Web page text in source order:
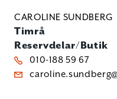
CAROLINE SUNDBERG
Timrå
Reservdelar/Butik
010-188 59 67